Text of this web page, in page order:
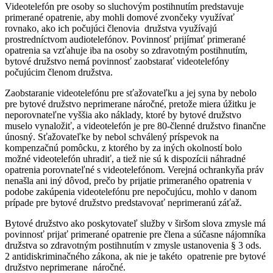
Videotelefón pre osoby so sluchovým postihnutím predstavuje
primerané opatrenie, aby mohli domové zvončeky využívať
rovnako, ako ich počujúci členovia družstva využívajú
prostredníctvom audiotelefónov. Povinnosť prijímať primerané
opatrenia sa vzťahuje iba na osoby so zdravotným postihnutím,
bytové družstvo nemá povinnosť zaobstarať videotelefóny
počujúcim členom družstva.
Zaobstaranie videotelefónu pre sťažovateľku a jej syna by nebolo
pre bytové družstvo neprimerane náročné, pretože miera úžitku je
neporovnateľne vyššia ako náklady, ktoré by bytové družstvo
muselo vynaložiť, a videotelefón je pre 80-členné družstvo finančne
únosný. Sťažovateľke by nebol schválený príspevok na
kompenzačnú pomôcku, z ktorého by za iných okolností bolo
možné videotelefón uhradiť, a tiež nie sú k dispozícii náhradné
opatrenia porovnateľné s videotelefónom. Verejná ochrankyňa práv
nenašla ani iný dôvod, prečo by prijatie primeraného opatrenia v
podobe zakúpenia videotelefónu pre nepočujúcu, mohlo v danom
prípade pre bytové družstvo predstavovať neprimeranú záťaž.
Bytové družstvo ako poskytovateľ služby v širšom slova zmysle má
povinnosť prijať primerané opatrenie pre člena a súčasne nájomníka
družstva so zdravotným postihnutím v zmysle ustanovenia § 3 ods.
2 antidiskriminačného zákona, ak nie je takéto opatrenie pre bytové
družstvo neprimerane náročné.